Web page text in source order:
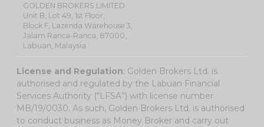
GOLDEN BROKERS LIMITED
Unit B, Lot 49, 1st Floor,
Block F, Lazenda Warehouse 3,
Jalam Ranca-Ranca, 87000,
Labuan, Malaysia
License and Regulation: Golden Brokers Ltd. is
authorised and regulated by the Labuan Financial
Services Authority (“LFSA”) with license number
MB/19/0030. As such, Golden Brokers Ltd. is authorised
to conduct business as Money Broker and carry out